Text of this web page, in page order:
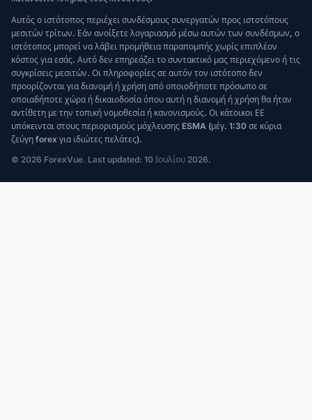
Αυτός ο ιστότοπος περιέχει συνδέσμους συνεργατών προς ιστοτόπους
μεσιτών τρίτων. Εάν ανοίξετε λογαριασμό μέσω αυτών των συνδέσμων, ο
ιστότοπος μπορεί να λάβει προμήθεια παραπομπής χωρίς επιπλέον
κόστος για εσάς. Αυτό δεν επηρεάζει το συντακτικό μας περιεχόμενο ή τις
συγκρίσεις μεσιτών. Οι πληροφορίες σε αυτόν τον ιστότοπο δεν
προορίζονται για διανομή ή χρήση από οποιοδήποτε πρόσωπο σε
οποιαδήποτε χώρα ή δικαιοδοσία όπου αυτή η διανομή ή χρήση θα ήταν
αντίθετη με την τοπική νομοθεσία ή κανονισμούς. Οι κάτοικοι ΕΕ
υπόκεινται στους περιορισμούς μόχλευσης ESMA (μέγ. 1:30 σε κύρια
ζεύγη forex για ιδιώτες πελάτες).
© 2026 ForexVue. Last updated: 10 Ιουλίου 2026.